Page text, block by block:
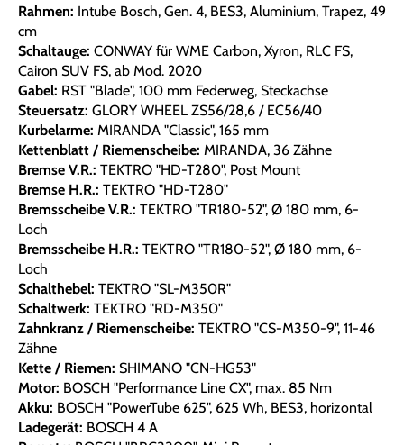
Rahmen: Intube Bosch, Gen. 4, BES3, Aluminium, Trapez, 49
cm
Schaltauge: CONWAY für WME Carbon, Xyron, RLC FS,
Cairon SUV FS, ab Mod. 2020
Gabel: RST "Blade", 100 mm Federweg, Steckachse
Steuersatz: GLORY WHEEL ZS56/28,6 / EC56/40
Kurbelarme: MIRANDA "Classic", 165 mm
Kettenblatt / Riemenscheibe: MIRANDA, 36 Zähne
Bremse V.R.: TEKTRO "HD-T280", Post Mount
Bremse H.R.: TEKTRO "HD-T280"
Bremsscheibe V.R.: TEKTRO "TR180-52", Ø 180 mm, 6-
Loch
Bremsscheibe H.R.: TEKTRO "TR180-52", Ø 180 mm, 6-
Loch
Schalthebel: TEKTRO "SL-M350R"
Schaltwerk: TEKTRO "RD-M350"
Zahnkranz / Riemenscheibe: TEKTRO "CS-M350-9", 11-46
Zähne
Kette / Riemen: SHIMANO "CN-HG53"
Motor: BOSCH "Performance Line CX", max. 85 Nm
Akku: BOSCH "PowerTube 625", 625 Wh, BES3, horizontal
Ladegerät: BOSCH 4 A